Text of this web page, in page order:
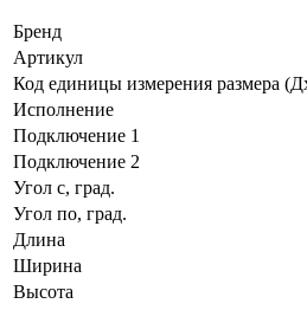
Бренд
Артикул
Код единицы измерения размера
Исполнение
Подключение 1
Подключение 2
Угол с, град.
Угол по, град.
Длина
Ширина
Высота